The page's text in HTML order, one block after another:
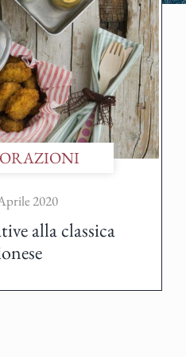
2020
alla classica